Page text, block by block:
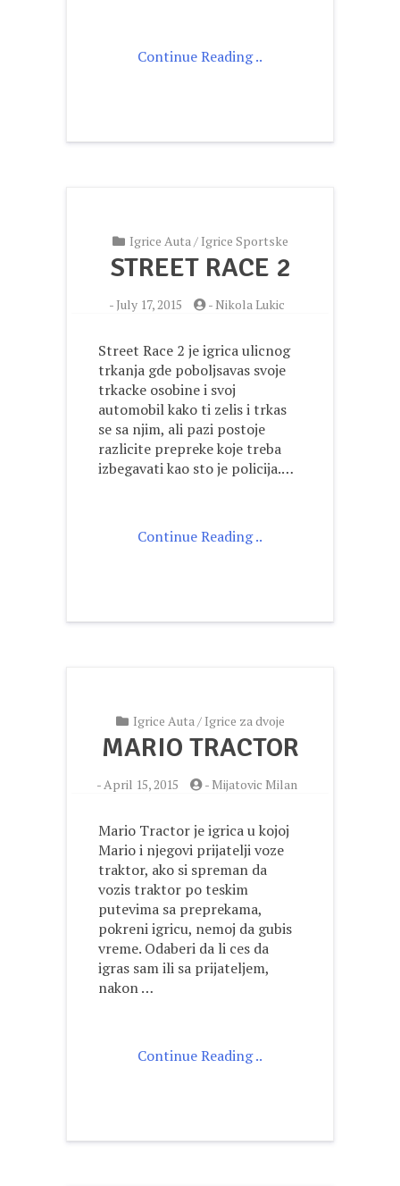
Continue Reading ..
Igrice Auta/ Igrice Sportske
STREET RACE 2
- July 17, 2015 -Nikola Lukic
Street Race 2 je igrica ulicnog
trkanja gde poboljsavas svoje
trkacke osobine i svoj
automobil kako ti zelis i trkas
se sa njim, ali pazi postoje
razlicite prepreke koje treba
izbegavati kao sto je policija.…
Continue Reading ..
Igrice Auta/ Igrice za dvoje
MARIO TRACTOR
-April 15, 2015 - Mijatovic Milan
Mario Tractor je igrica u kojoj
Mario i njegovi prijatelji voze
traktor, ako si spreman da
vozis traktor po teskim
putevima sa preprekama,
pokreni igricu, nemoj da gubis
vreme. Odaberi da li ces da
igras sam ili sa prijateljem,
nakon …
Continue Reading ..